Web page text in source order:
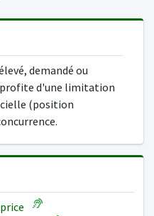
demandé ou
profite d'une limitation
(position